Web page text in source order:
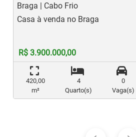
Braga | Cabo Frio
Casa à venda no Braga
R$ 3.900.000,00
420,00
m²
4
Quarto(s)
0
Vaga(s)